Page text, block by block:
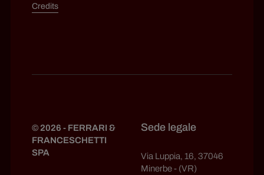
Credits
© 2026 - FERRARI &
FRANCESCHETTI
SPA
Sede legale
Via Luppia, 16, 37046
Minerbe - (VR)